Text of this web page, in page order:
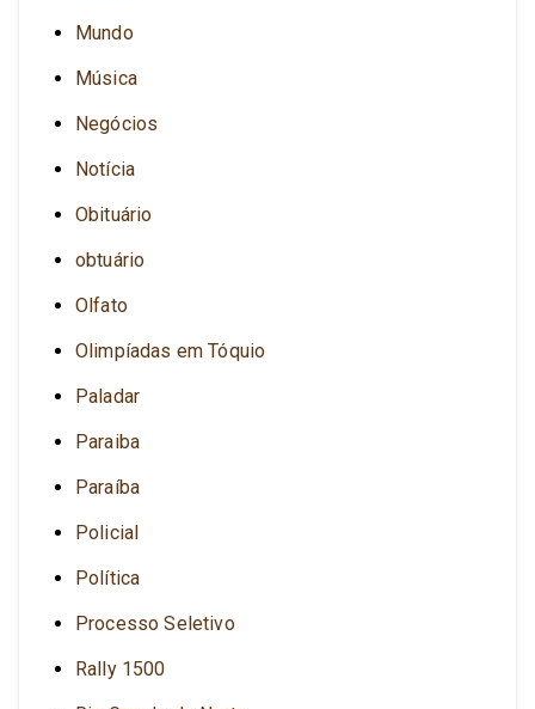
Mundo
Música
Negócios
Notícia
Obituário
obtuário
Olfato
Olimpíadas em Tóquio
Paladar
Paraiba
Paraíba
Policial
Política
Processo Seletivo
Rally 1500